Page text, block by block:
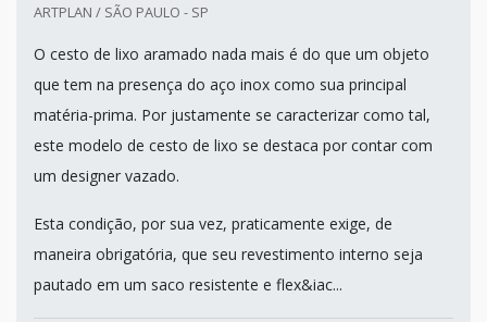
ARTPLAN / SÃO PAULO - SP
O cesto de lixo aramado nada mais é do que um objeto
que tem na presença do aço inox como sua principal
matéria-prima. Por justamente se caracterizar como tal,
este modelo de cesto de lixo se destaca por contar com
um designer vazado.
Esta condição, por sua vez, praticamente exige, de
maneira obrigatória, que seu revestimento interno seja
pautado em um saco resistente e flex&iac...